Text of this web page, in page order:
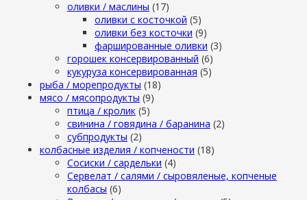
оливки / маслины (17)
оливки с косточкой (5)
оливки без косточки (9)
фаршированные оливки (3)
горошек консервированный (6)
кукуруза консервированная (5)
рыба / морепродукты (18)
мясо / мясопродукты (9)
птица / кролик (5)
свинина / говядина / баранина (2)
субпродукты (2)
колбасные изделия / копчености (18)
Сосиски / сардельки (4)
Сервелат / салями / сыровяленые, копченые
колбасы (6)